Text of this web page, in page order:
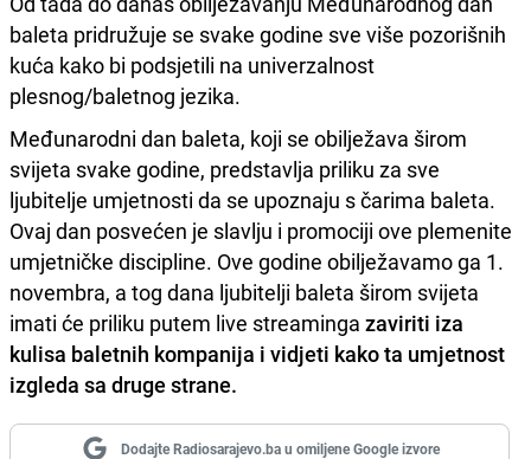
baleta pridružuje se svake godine sve više pozorišnih
kuća kako bi podsjetili na univerzalnost
plesnog/baletnog jezika.
Međunarodni dan baleta, koji se obilježava širom
svijeta svake godine, predstavlja priliku za sve
ljubitelje umjetnosti da se upoznaju s čarima baleta.
Ovaj dan posvećen je slavlju i promociji ove plemenite
umjetničke discipline. Ove godine obilježavamo ga 1.
novembra, a tog dana ljubitelji baleta širom svijeta
imati će priliku putem live streaminga zaviriti iza
kulisa baletnih kompanija i vidjeti kako ta umjetnost
izgleda sa druge strane.
Dodajte Radiosarajevo.ba u omiljene Google izvore